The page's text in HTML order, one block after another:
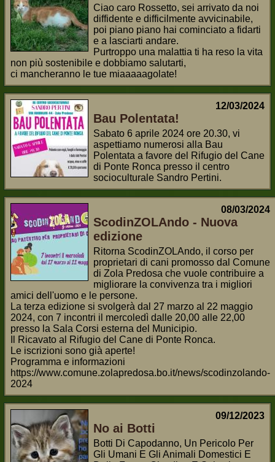
Ciao caro Rossetto, sei arrivato da noi
diffidente e difficilmente avvicinabile,
poi piano piano hai cominciato a fidarti
e a lasciarti andare.
Purtroppo una malattia ti ha reso la vita
non più sostenibile e dobbiamo salutarti,
ci mancheranno le tue miaaaaagolate!
12/03/2024
Bau Polentata!
Sabato 6 aprile 2024 ore 20.30, vi
aspettiamo numerosi alla Bau
Polentata a favore del Rifugio del Cane
di Ponte Ronca presso il centro
socioculturale Sandro Pertini.
08/03/2024
ScodinZOLAndo - Nuova
edizione
Ritorna ScodinZOLAndo, il corso per
proprietari di cani promosso dal Comune
di Zola Predosa che vuole contribuire a
migliorare la convivenza tra i migliori
amici dell'uomo e le persone.
La terza edizione si svolgerà dal 27 marzo al 22 maggio
2024, con 7 incontri il mercoledì dalle 20,00 alle 22,00
presso la Sala Corsi esterna del Municipio.
Il Ricavato al Rifugio del Cane di Ponte Ronca.
Le iscrizioni sono già aperte!
Programma e informazioni
https://www.comune.zolapredosa.bo.it/news/scodinzolando-
2024
09/12/2023
No ai Botti
Botti Di Capodanno, Un Pericolo Per
Gli Umani E Gli Animali Domestici E